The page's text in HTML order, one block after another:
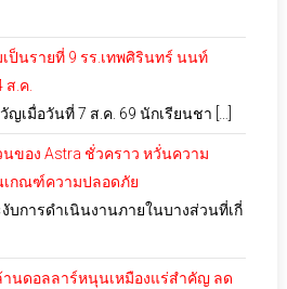
เป็นรายที่ 9 รร.เทพศิรินทร์ นนท์
ส.ค.
เมื่อวันที่ 7 ส.ค. 69 นักเรียนชา […]
นของ Astra ชั่วคราว หวั่นความ
เกณฑ์ความปลอดภัย
งับการดำเนินงานภายในบางส่วนที่เกี่
นดอลลาร์หนุนเหมืองแร่สำคัญ ลด